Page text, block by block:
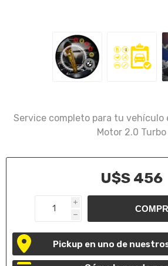
Service completo para tu vehículo
Motor 2.0 Turbo
U$S 456
i
h
Pickup en uno de